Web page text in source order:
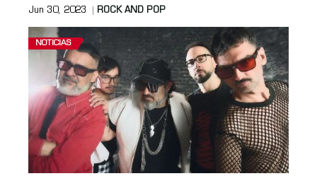
Jun 30, 2023 ROCK AND POP
NOTICIAS